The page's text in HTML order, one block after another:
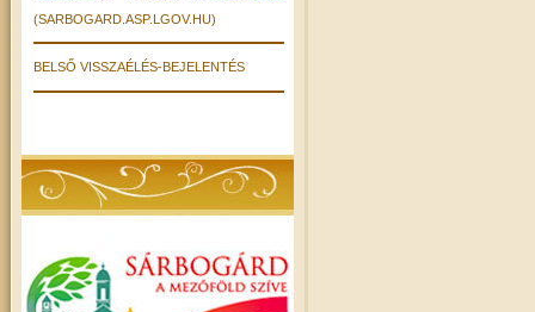
(SARBOGARD.ASP.LGOV.HU)
BELSŐ VISSZAÉLÉS-BEJELENTÉS